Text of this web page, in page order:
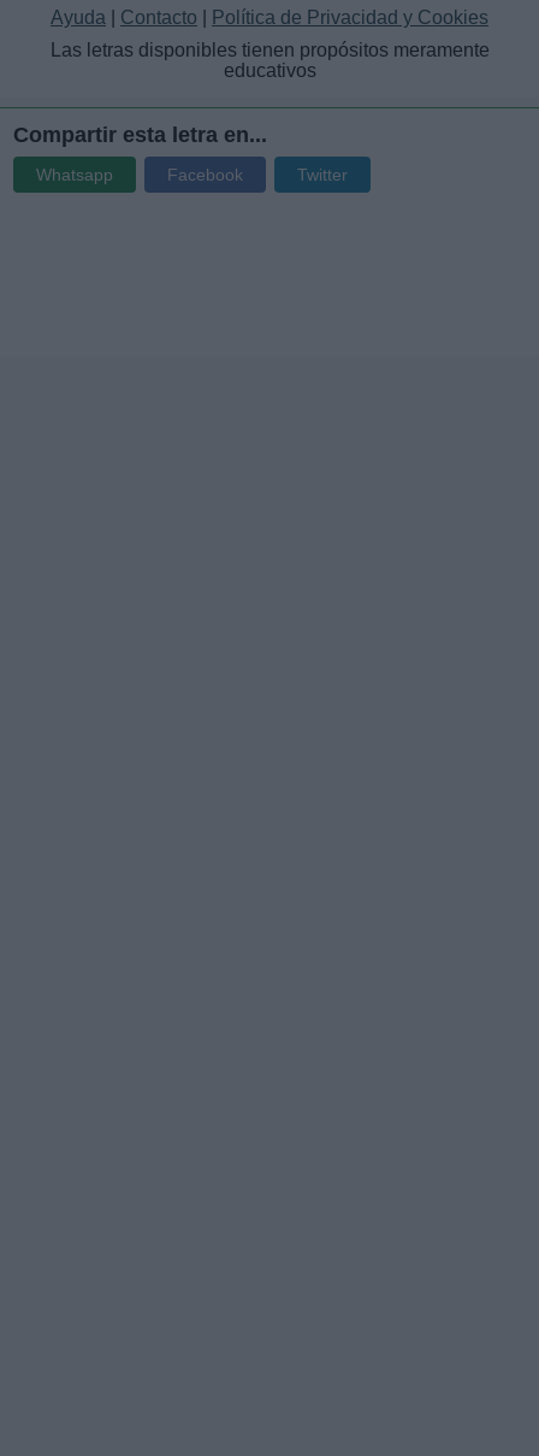
Ayuda Contacto
Política de Privacidad y Cookies
Las letras disponibles tienen propósitos meramente
educativos
Compartir esta letra en...
Whatsapp Facebook Twitter